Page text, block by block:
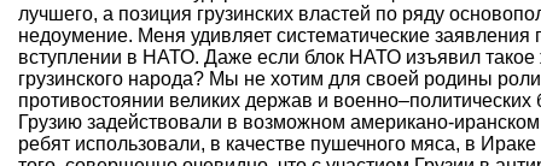
лучшего, а позиция грузинских властей по ряду
недоумение. Меня удивляет систематические заявления
вступлении в НАТО. Даже если блок НАТО изъявил такое
грузинского народа? Мы не хотим для своей родины
противостоянии великих держав и военно–политических
Грузию задействовали в возможном американо-
ребят использовали, в качестве пушечного мяса, в